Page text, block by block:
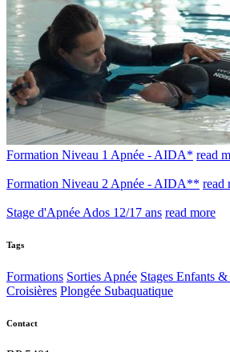
Formation Niveau 1 Apnée - AIDA* read
Formation Niveau 2 Apnée - AIDA** read
Stage d'Apnée Ados 12/17 ans read more
Tags
Formations Sorties Apnée Stages Enfants
Croisières Plongée Subaquatique
Contact